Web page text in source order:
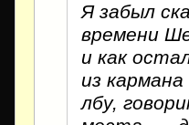
Я забыл
времени
и как
из
лбу,